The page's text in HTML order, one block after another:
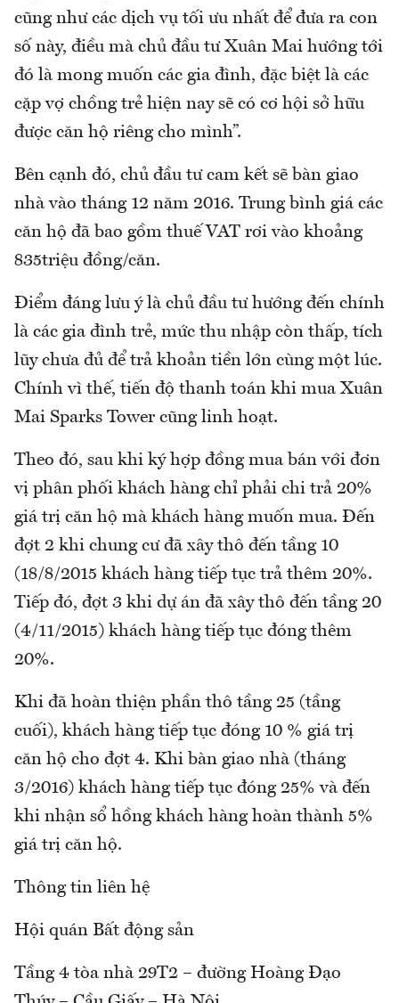
cũng như các dịch vụ tối ưu nhất để đưa ra con
số này, điều mà chủ đầu tư Xuân Mai hướng tới
đó là mong muốn các gia đình, đặc biệt là các
cặp vợ chồng trẻ hiện nay sẽ có cơ hội sở hữu
được căn hộ riêng cho mình”.
Bên cạnh đó, chủ đầu tư cam kết sẽ bàn giao
nhà vào tháng 12 năm 2016. Trung bình giá các
căn hộ đã bao gồm thuế VAT rơi vào khoảng
835triệu đồng/căn.
Điểm đáng lưu ý là chủ đầu tư hướng đến chính
là các gia đình trẻ, mức thu nhập còn thấp, tích
lũy chưa đủ để trả khoản tiền lớn cùng một lúc.
Chính vì thế, tiến độ thanh toán khi mua Xuân
Mai Sparks Tower cũng linh hoạt.
Theo đó, sau khi ký hợp đồng mua bán với đơn
vị phân phối khách hàng chỉ phải chi trả 20%
giá trị căn hộ mà khách hàng muốn mua. Đến
đợt 2 khi chung cư đã xây thô đến tầng 10
(18/8/2015 khách hàng tiếp tục trả thêm 20%.
Tiếp đó, đợt 3 khi dự án đã xây thô đến tầng 20
(4/11/2015) khách hàng tiếp tục đóng thêm
20%.
Khi đã hoàn thiện phần thô tầng 25 (tầng
cuối), khách hàng tiếp tục đóng 10 % giá trị
căn hộ cho đợt 4. Khi bàn giao nhà (tháng
3/2016) khách hàng tiếp tục đóng 25% và đến
khi nhận sổ hồng khách hàng hoàn thành 5%
giá trị căn hộ.
Thông tin liên hệ
Hội quán Bất động sản
Tầng 4 tòa nhà 29T2 – đường Hoàng Đạo